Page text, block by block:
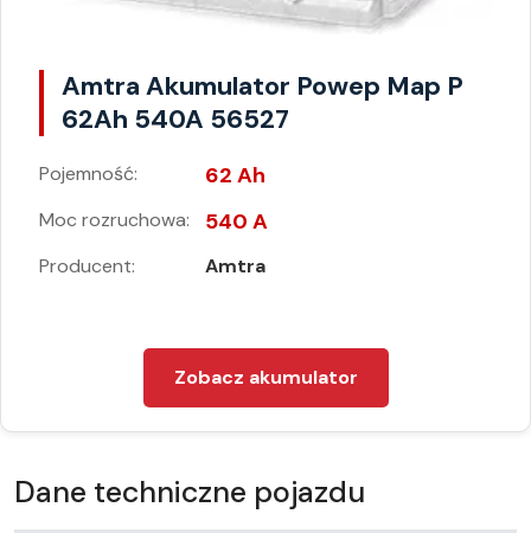
Amtra Akumulator Powep Map P
62Ah 540A 56527
Pojemność: 62 Ah
Moc rozruchowa: 540 A
Producent: Amtra
Zobacz akumulator
Dane techniczne pojazdu